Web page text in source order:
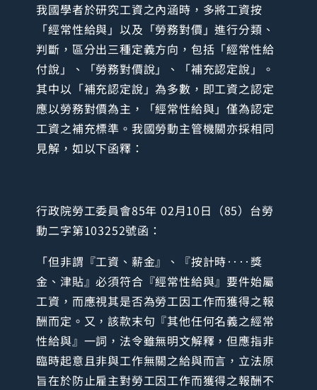
我國學者於研究工資之內涵時，多將工資按
「經常性給與」以及「勞務對價」進行分類、
判斷，區分出三種定義方向，包括「經常性給
付說」、「勞務對價說」、「補充認定說」。
其中以「補充認定說」為多數，即工資之認定
應以勞務對價為主，「經常性給與」僅為認定
工資之補充標準。我國勞動主管機關亦採相同
見解，如以下函釋：
行政院勞工委員會85年 02月10日（85）台勞
動二字第103252號函：
「但非謂『工資、薪金』、『按計時‥‥獎
金、津貼』必須符合『經常性給與』要件始屬
工資，而應視其是否為勞工因工作而獲得之報
酬而定。又，該款末句『其他任何名義之經常
性給與』一詞，法令雖無明文解釋，但應指非
臨時起意且非與工作無關之給與而言，立法原
旨在於防止雇主對勞工因工作而獲得之報酬不